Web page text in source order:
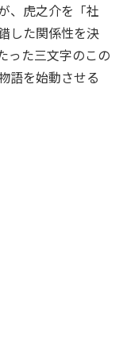
、虎之介を「社
した関係性を決
った三文字のこの
語を始動させる